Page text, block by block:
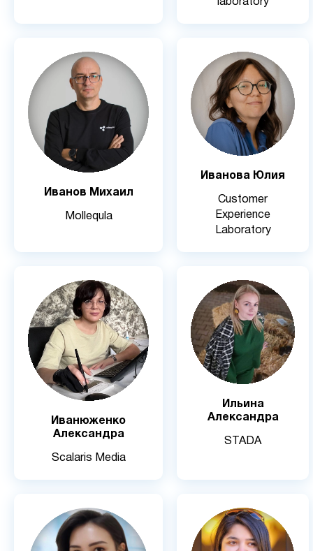
Иванов Михаил
Mollequla
Иванова Юлия
Customer
Experience
Laboratory
Иванюженко
Александра
Scalaris Media
Ильина
Александра
STADA